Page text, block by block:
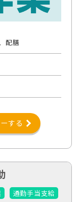
配膳
する
通勤手当支給